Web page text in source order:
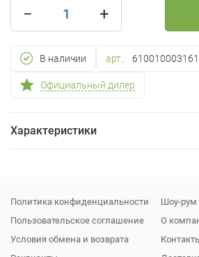
−
+
В наличии арт.: 610010003161
Официальный дилер
Характеристики
Упаковка
Политика конфиденциальности
Пользовательское соглашение
Условия обмена и возврата
Шоу-рум
О